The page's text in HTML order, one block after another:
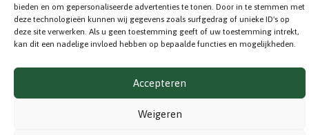
bieden en om gepersonaliseerde advertenties te tonen. Door in te stemmen met
deze technologieën kunnen wij gegevens zoals surfgedrag of unieke ID's op
deze site verwerken. Als u geen toestemming geeft of uw toestemming intrekt,
kan dit een nadelige invloed hebben op bepaalde functies en mogelijkheden.
Accepteren
Weigeren
© 2026 Van de Grond. Alle rechten voorbehouden.